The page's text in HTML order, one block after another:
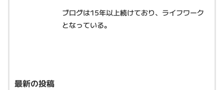
ブログは15年以上続けており、ライフワーク
となっている。
最新の投稿